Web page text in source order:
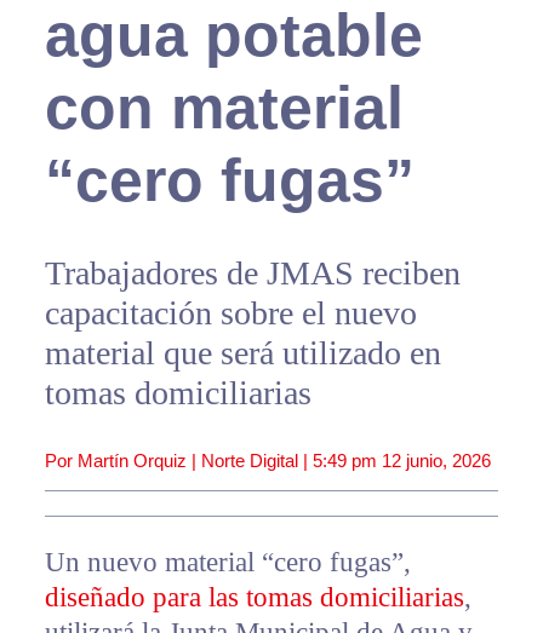
agua potable
con material
“cero fugas”
Trabajadores de JMAS reciben
capacitación sobre el nuevo
material que será utilizado en
tomas domiciliarias
Por Martín Orquiz | Norte Digital | 5:49 pm 12 junio, 2026
Un nuevo material “cero fugas”,
diseñado para las tomas domiciliarias,